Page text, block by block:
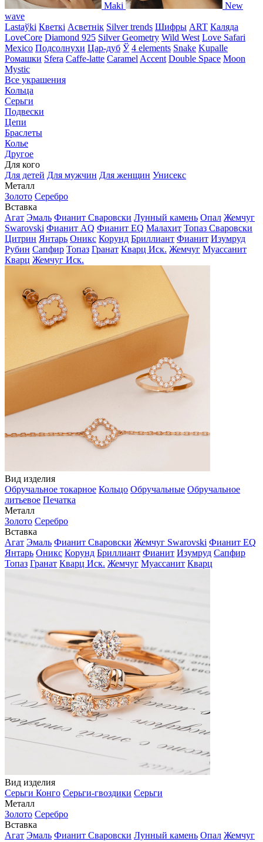
Maki
New
wave
Lastaўki Кветкі Асветнiк Silver trends Шифры ART Каляда
LoveCore Diamond 925 Silver Geometry Wild West Love Safari
Mexico Подсолнухи Цар-дуб Ў 4 elements Snake Kupalle
Ромашки Sfera Caffe-latte Caramel Accent Double Space Moon
Mystic
Все украшения
Кольца
Серьги
Подвески
Цепи
Браслеты
Колье
Другое
Для кого
Для детей Для мужчин Для женщин Унисекс
Металл
Золото Серебро
Вставка
Агат Эмаль Фианит Сваровски Лунный камень Опал Жемчуг
Swarovski Фианит AQ Фианит EQ Малахит Топаз Сваровски
Цитрин Янтарь Оникс Корунд Бриллиант Фианит Изумруд
Рубин Сапфир Топаз Гранат Кварц Иск. Жемчуг Муассанит
Кварц Жемчуг Иск.
Вид изделия
Обручальное токарное Кольцо Обручальные Обручальное
литьевое Печатка
Металл
Золото Серебро
Вставка
Агат Эмаль Фианит Сваровски Жемчуг Swarovski Фианит EQ
Янтарь Оникс Корунд Бриллиант Фианит Изумруд Сапфир
Топаз Гранат Кварц Иск. Жемчуг Муассанит Кварц
Вид изделия
Серьги Конго Серьги-гвоздики Серьги
Металл
Золото Серебро
Вставка
Агат Эмаль Фианит Сваровски Лунный камень Опал Жемчуг